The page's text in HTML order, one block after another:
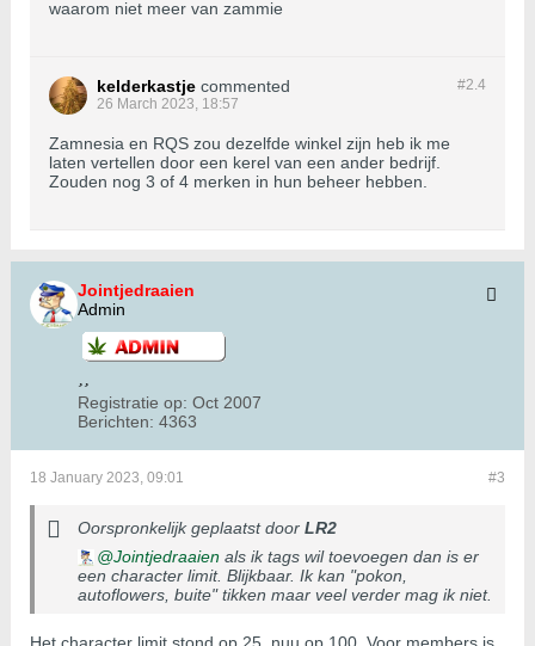
waarom niet meer van zammie
#2.4
kelderkastje commented
26 March 2023, 18:57
Zamnesia en RQS zou dezelfde winkel zijn heb ik me
laten vertellen door een kerel van een ander bedrijf.
Zouden nog 3 of 4 merken in hun beheer hebben.
Jointjedraaien
Admin
Registratie op: Oct 2007
Berichten: 4363
#3
18 January 2023, 09:01
Oorspronkelijk geplaatst door LR2
Jointjedraaien als ik tags wil toevoegen dan is er
een character limit. Blijkbaar. Ik kan "pokon,
autoflowers, buite" tikken maar veel verder mag ik niet.